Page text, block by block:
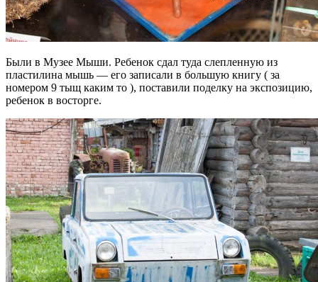
Были в Музее Мыши. Ребенок сдал туда слепленную из
пластилина мышь — его записали в большую книгу ( за
номером 9 тыщ каким то ), поставили поделку на экспозицию,
ребенок в восторге.